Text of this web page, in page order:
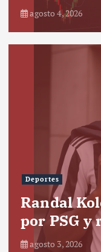
agosto 4, 2026
Deportes
Randal
por PSG y
agosto 3, 2026